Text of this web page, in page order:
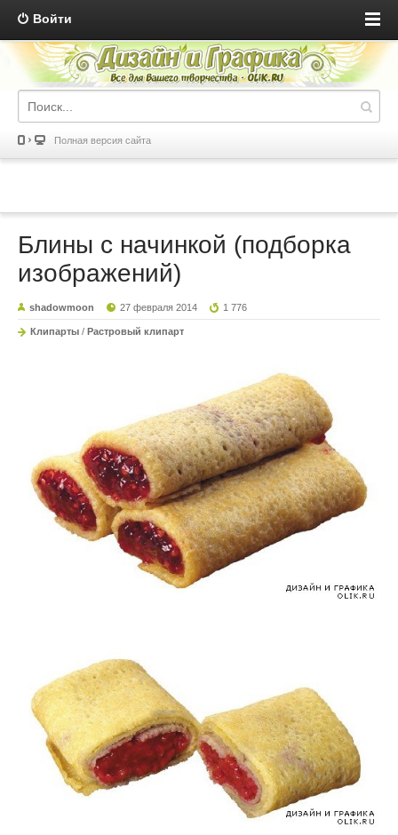
Войти
Полная версия сайта
Блины с начинкой (подборка
изображений)
shadowmoon 27 февраля 2014 1 776
Клипарты / Растровый клипарт